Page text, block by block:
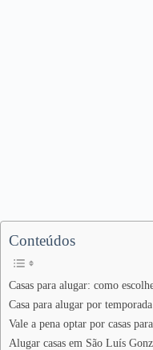
Conteúdos
Casas para alugar: como
Casa para alugar por
Vale a pena optar por casas
Alugar casas em São Luís